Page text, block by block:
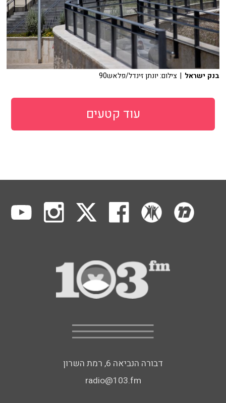
בנק ישראל | צילום: יונתן זינדל/פלאש90
עוד קטעים
דבורה הנביאה 6, רמת השרון
radio@103.fm